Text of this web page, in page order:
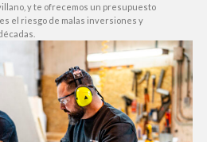
y te ofrecemos un presupuesto
el riesgo de malas inversiones y